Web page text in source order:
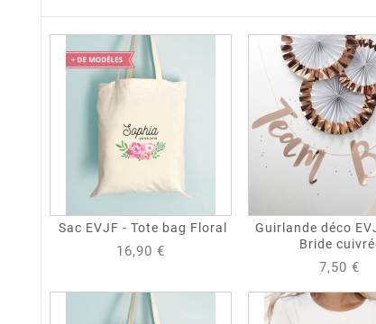
Sac EVJF - Tote bag Floral
16,90 €
Guirlande déco
Bride
7,50 €